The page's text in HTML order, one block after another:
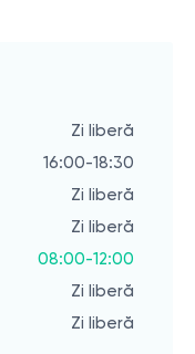
Zi liberă
16:00-18:30
Zi liberă
Zi liberă
08:00-12:00
Zi liberă
Zi liberă